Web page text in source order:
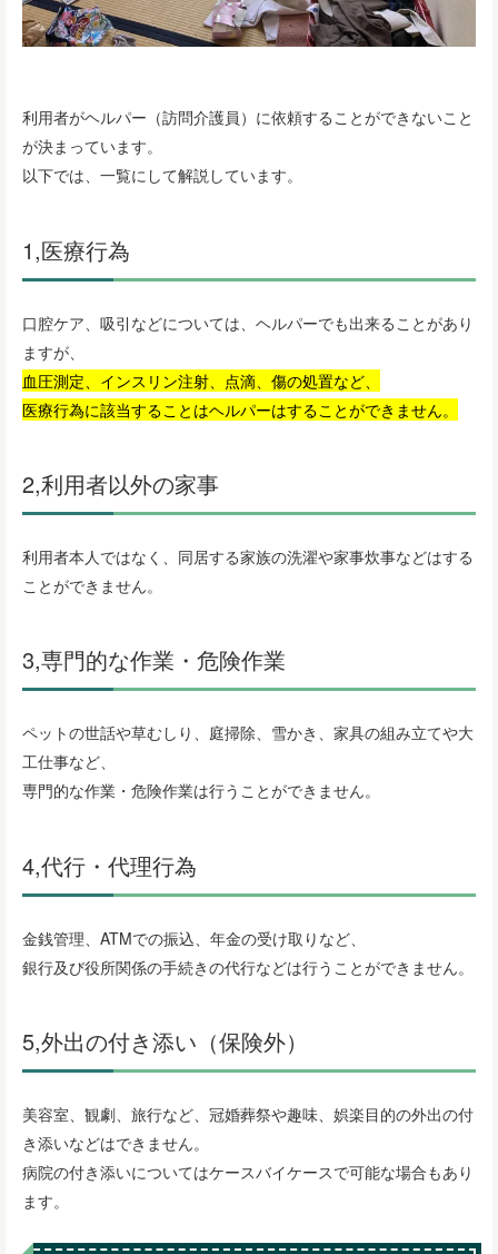
利用者がヘルパー（訪問介護員）に依頼することができないこと
が決まっています。
以下では、一覧にして解説しています。
1,医療行為
口腔ケア、吸引などについては、ヘルパーでも出来ることがあり
ますが、
血圧測定、インスリン注射、点滴、傷の処置など、
医療行為に該当することはヘルパーはすることができません。
2,利用者以外の家事
利用者本人ではなく、同居する家族の洗濯や家事炊事などはする
ことができません。
3,専門的な作業・危険作業
ペットの世話や草むしり、庭掃除、雪かき、家具の組み立てや大
工仕事など、
専門的な作業・危険作業は行うことができません。
4,代行・代理行為
金銭管理、ATMでの振込、年金の受け取りなど、
銀行及び役所関係の手続きの代行などは行うことができません。
5,外出の付き添い（保険外）
美容室、観劇、旅行など、冠婚葬祭や趣味、娯楽目的の外出の付
き添いなどはできません。
病院の付き添いについてはケースバイケースで可能な場合もあり
ます。